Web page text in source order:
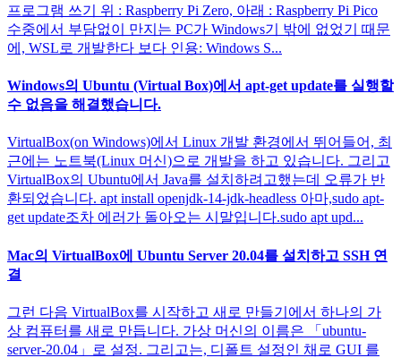
프로그램 쓰기 위 : Raspberry Pi Zero, 아래 : Raspberry Pi Pico
수중에서 부담없이 만지는 PC가 Windows기 밖에 없었기 때문
에, WSL로 개발한다 보다 인용: Windows S...
Windows의 Ubuntu (Virtual Box)에서 apt-get update를 실행할
수 없음을 해결했습니다.
VirtualBox(on Windows)에서 Linux 개발 환경에서 뛰어들어, 최
근에는 노트북(Linux 머신)으로 개발을 하고 있습니다. 그리고
VirtualBox의 Ubuntu에서 Java를 설치하려고했는데 오류가 반
환되었습니다. apt install openjdk-14-jdk-headless 아마,sudo apt-
get update조차 에러가 돌아오는 시말입니다.sudo apt upd...
Mac의 VirtualBox에 Ubuntu Server 20.04를 설치하고 SSH 연
결
그런 다음 VirtualBox를 시작하고 새로 만들기에서 하나의 가
상 컴퓨터를 새로 만듭니다. 가상 머신의 이름은 「ubuntu-
server-20.04」로 설정. 그리고는, 디폴트 설정인 채로 GUI 를